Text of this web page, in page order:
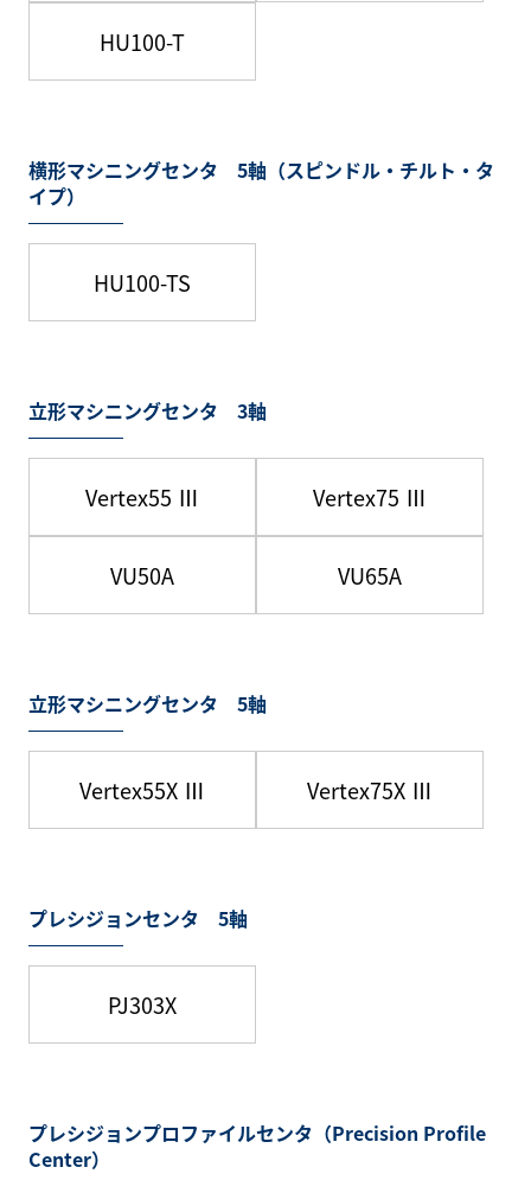
HU100-T
横形マシニングセンタ 5軸（スピンドル・チルト・タ
イプ）
HU100-TS
立形マシニングセンタ 3軸
Vertex55 Ⅲ Vertex75 Ⅲ
VU50A VU65A
立形マシニングセンタ 5軸
Vertex55X Ⅲ Vertex75X Ⅲ
プレシジョンセンタ 5軸
PJ303X
プレシジョンプロファイルセンタ（Precision Profile
Center）